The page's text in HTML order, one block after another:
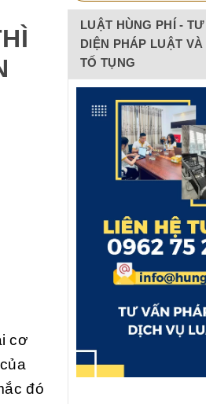
cơ
đó
LUẬT HÙNG PHÍ -
DIỆN PHÁP LUẬT
TỐ TỤNG